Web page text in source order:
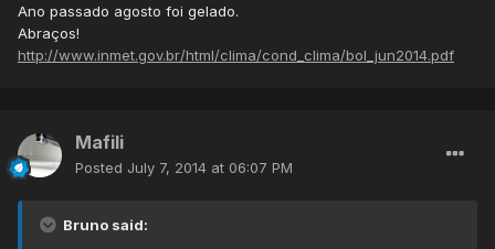
Ano passado agosto foi gelado.
Abraços!
http://www.inmet.gov.br/html/clima/cond_clima/bol_jun2014.pdf
Mafili
Posted July 7, 2014 at 06:07 PM
Bruno said: